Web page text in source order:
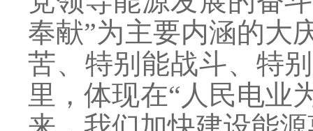
奉献”为主要内涵的大
苦、特别能战斗、特
里，体现在“人民电业